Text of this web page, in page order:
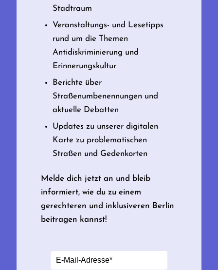
Stadtraum
Veranstaltungs- und Lesetipps
rund um die Themen
Antidiskriminierung und
Erinnerungskultur
Berichte über
Straßenumbenennungen und
aktuelle Debatten
Updates zu unserer digitalen
Karte zu problematischen
Straßen und Gedenkorten
Melde dich jetzt an und bleib
informiert, wie du zu einem
gerechteren und inklusiveren Berlin
beitragen kannst!